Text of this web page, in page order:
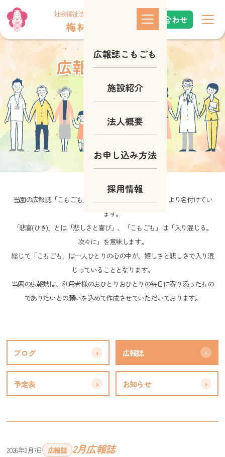
社会福祉法人 和光会
梅 林 園 お問い合わせ
広報誌こもごも
施設紹介
法人概要
お申し込み方法
採用情報
Komogomo
広報誌こもごも
当園の広報誌「こもごも」は、「悲喜(ひき)こもごも」より名付けてい
ます。
「悲喜(ひき)」とは「悲しさと喜び」、「こもごも」は「入り混じる。
次々に」を意味します。
総じて「こもごも」は一人ひとりの心の中が、嬉しさと悲しさで入り混
じっていることとなります。
当園の広報誌は、利用者様のおひとりおひとりの毎日に寄り添ったもの
でありたいとの願いを込めて作成させていただいております。
ブログ 広報誌
予定表 お知らせ
2026年3月7日 広報誌 2月広報誌